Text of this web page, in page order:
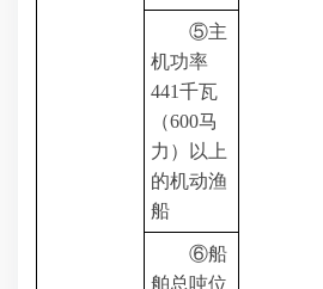
⑤主
机功率
441千瓦
（600马
力）以上
的机动渔
船
⑥船
舶总吨位